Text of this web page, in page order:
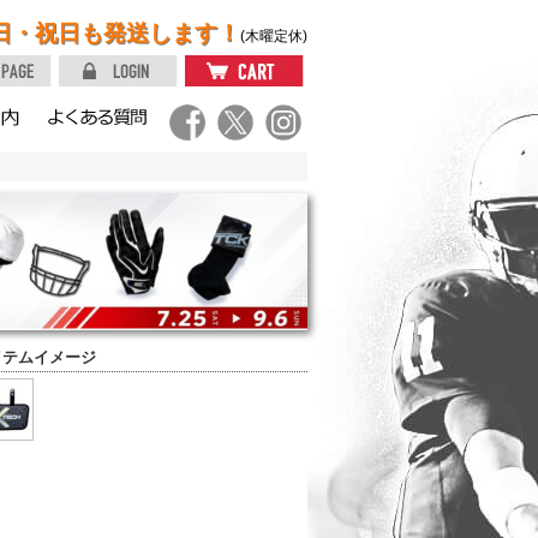
・祝日も発送します！ (木曜定休)
ムイメージ